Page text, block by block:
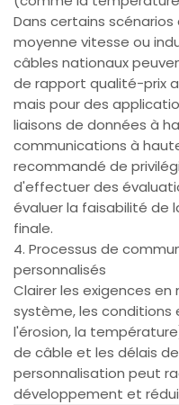
Dans certains
moyenne vitesse ou
câbles nationaux
de rapport qualité-prix
mais pour des
liaisons de données à
communications à
recommandé de
d'effectuer des
évaluer la faisabilité de
finale.
4. Processus de
personnalisés
Clairer les exigences
système, les
l'érosion, la
de câble et les délais
personnalisation peut
développement et